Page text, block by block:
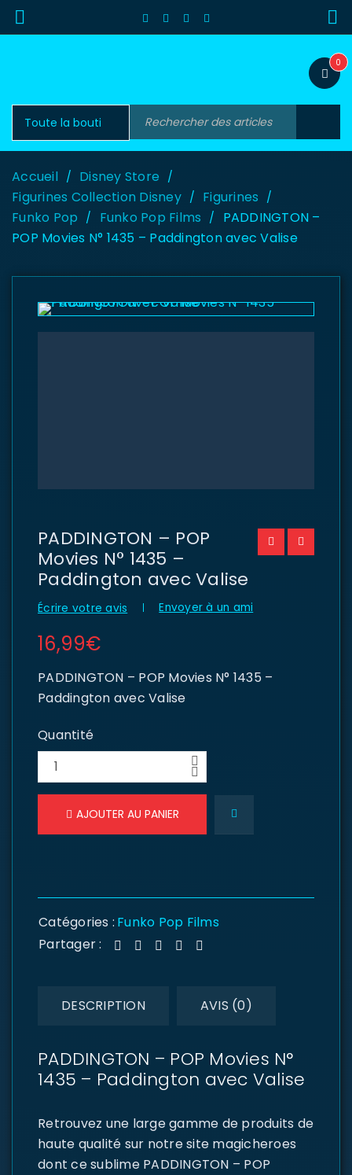
0
Accueil / Disney Store /
Figurines Collection Disney / Figurines /
Funko Pop / Funko Pop Films /
PADDINGTON –
POP Movies N° 1435 – Paddington avec Valise
PADDINGTON – POP
Movies N° 1435 –
Paddington avec Valise
Écrire votre avis Envoyer à un ami
16,99€
PADDINGTON – POP Movies N° 1435 –
Paddington avec Valise
Quantité
AJOUTER AU PANIER
Catégories : Funko Pop Films
Partager :
DESCRIPTION AVIS (0)
PADDINGTON – POP Movies N°
1435 – Paddington avec Valise
Retrouvez une large gamme de produits de
haute qualité sur notre site magicheroes
dont ce sublime PADDINGTON – POP